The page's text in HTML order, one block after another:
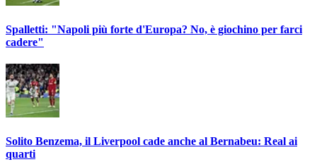
Spalletti: "Napoli più forte d'Europa? No, è giochino per farci
cadere"
Solito Benzema, il Liverpool cade anche al Bernabeu: Real ai
quarti